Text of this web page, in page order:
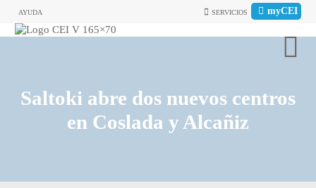
AYUDA myCEI
SERVICIOS
Saltoki abre dos nuevos centros
en Coslada y Alcañiz